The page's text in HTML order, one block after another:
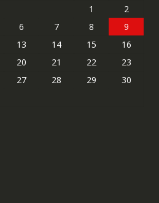
1
2
6 7 8
9
13 14 15
16
20 21 22
23
27 28 29
30